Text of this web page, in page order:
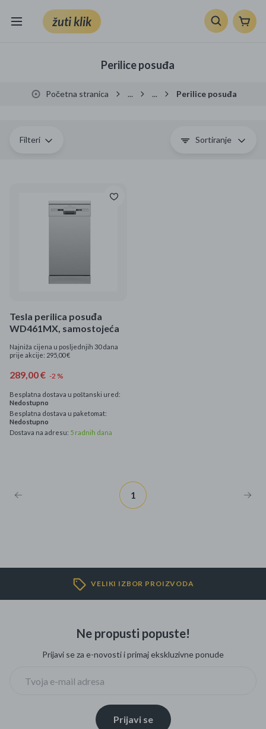
žuti klik
TV, audio i foto
Mame i bebe
Specijalne kategorije
Čišćenje zaliha
Perilice posuđa
Početna stranica ... ... Perilice posuđa
Filteri Sortiranje
Tesla perilica posuđa
WD461MX, samostojeća
Najniža cijena u posljednjih 30 dana
prije akcije: 295,00 €
289,00 € -2 %
Besplatna dostava u poštanski ured:
Nedostupno
Besplatna dostava u paketomat:
Nedostupno
Dostava na adresu: 5 radnih dana
1
VELIKI IZBOR PROIZVODA
Ne propusti popuste!
Prijavi se za e-novosti i primaj ekskluzivne ponude
Prijavi se